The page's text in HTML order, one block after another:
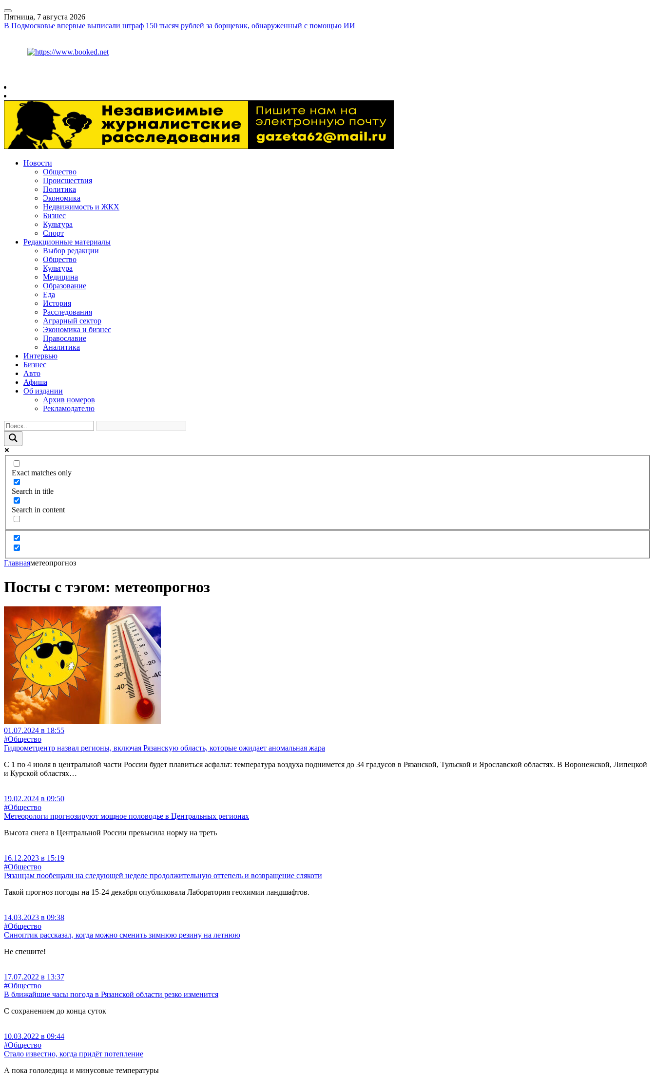
Пятница, 7 августа 2026
В Подмосковье впервые выписали штраф 150 тысяч рублей за борщевик, обнаруженный с помощью ИИ
Новости
Общество
Происшествия
Политика
Экономика
Недвижимость и ЖКХ
Бизнес
Культура
Спорт
Редакционные материалы
Выбор редакции
Общество
Культура
Медицина
Образование
Еда
История
Расследования
Аграрный сектор
Экономика и бизнес
Православие
Аналитика
Интервью
Бизнес
Авто
Афиша
Об издании
Архив номеров
Рекламодателю
Exact matches only
Search in title
Search in content
Главнаяметеопрогноз
Посты с тэгом: метеопрогноз
01.07.2024 в 18:55
#Общество
Гидрометцентр назвал регионы, включая Рязанскую область, которые ожидает аномальная жара
С 1 по 4 июля в центральной части России будет плавиться асфальт: температура воздуха поднимется до 34 градусов в Рязанской, Тульской и Ярославской областях. В Воронежской, Липецкой
и Курской областях…
19.02.2024 в 09:50
#Общество
Метеорологи прогнозируют мощное половодье в Центральных регионах
Высота снега в Центральной России превысила норму на треть
16.12.2023 в 15:19
#Общество
Рязанцам пообещали на следующей неделе продолжительную оттепель и возвращение слякоти
Такой прогноз погоды на 15-24 декабря опубликовала Лаборатория геохимии ландшафтов.
14.03.2023 в 09:38
#Общество
Синоптик рассказал, когда можно сменить зимнюю резину на летнюю
Не спешите!
17.07.2022 в 13:37
#Общество
В ближайшие часы погода в Рязанской области резко изменится
С сохранением до конца суток
10.03.2022 в 09:44
#Общество
Стало известно, когда придёт потепление
А пока гололедица и минусовые температуры